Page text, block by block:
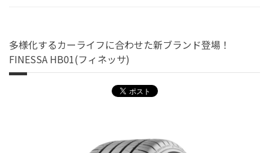
多様化するカーライフに合わせた新ブランド登場！
FINESSA HB01(フィネッサ)